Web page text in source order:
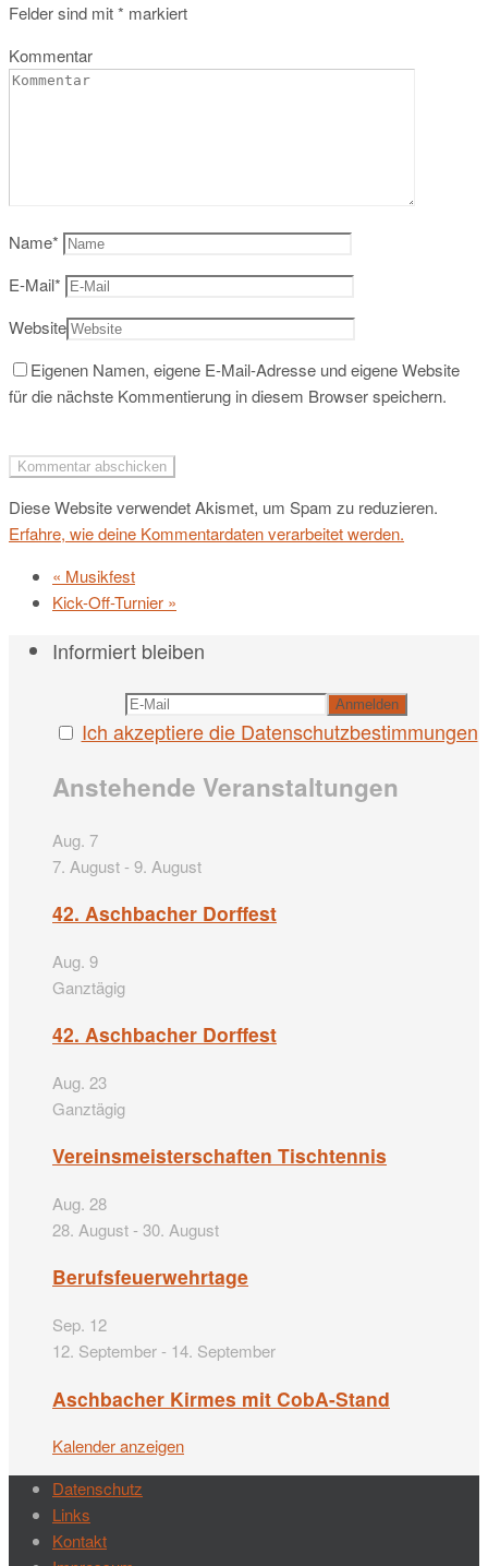
Felder sind mit* markiert
Kommentar
Name*
E-Mail*
Website
Eigenen Namen, eigene E-Mail-Adresse und eigene Website
für die nächste Kommentierung in diesem Browser speichern.
Diese Website verwendet Akismet, um Spam zu reduzieren.
Erfahre, wie deine Kommentardaten verarbeitet werden.
« Musikfest
Kick-Off-Turnier »
Informiert bleiben
Ich akzeptiere die Datenschutzbestimmungen
Anstehende Veranstaltungen
Aug. 7
7. August - 9. August
42. Aschbacher Dorffest
Aug. 9
Ganztägig
42. Aschbacher Dorffest
Aug. 23
Ganztägig
Vereinsmeisterschaften Tischtennis
Aug. 28
28. August - 30. August
Berufsfeuerwehrtage
Sep. 12
12. September - 14. September
Aschbacher Kirmes mit CobA-Stand
Kalender anzeigen
Datenschutz
Links
Kontakt